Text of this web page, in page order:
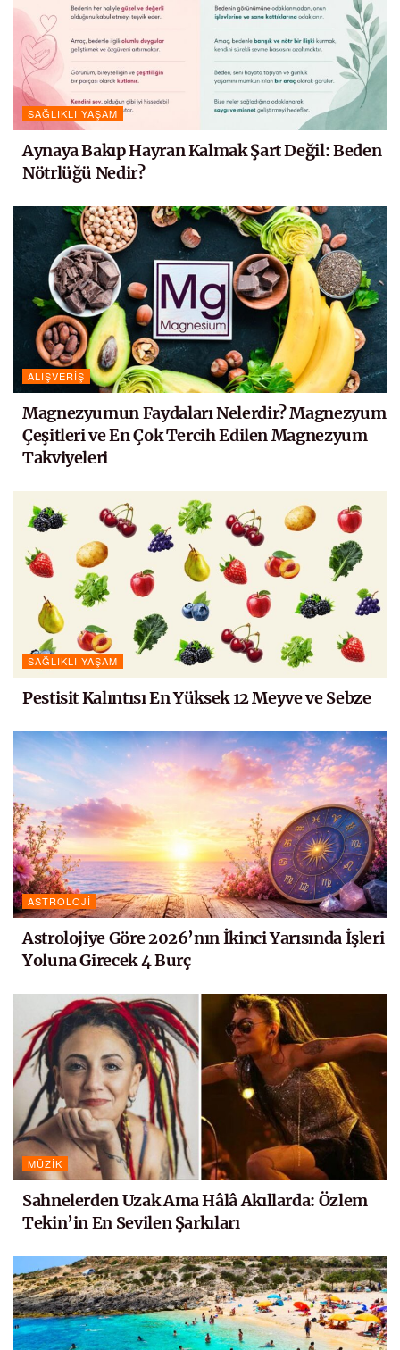
SAĞLIKLI YAŞAM
Aynaya Bakıp Hayran Kalmak Şart Değil: Beden
Nötrlüğü Nedir?
ALIŞVERIŞ
Magnezyumun Faydaları Nelerdir? Magnezyum
Çeşitleri ve En Çok Tercih Edilen Magnezyum
Takviyeleri
SAĞLIKLI YAŞAM
Pestisit Kalıntısı En Yüksek 12 Meyve ve Sebze
ASTROLOJI
Astrolojiye Göre 2026’nın İkinci Yarısında İşleri
Yoluna Girecek 4 Burç
MÜZIK
Sahnelerden Uzak Ama Hâlâ Akıllarda: Özlem
Tekin’in En Sevilen Şarkıları